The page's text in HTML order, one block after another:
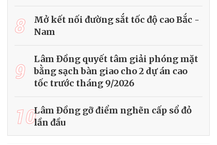
8
Mở kết nối đường sắt tốc độ cao Bắc -
Nam
9
Lâm Đồng quyết tâm giải phóng mặt
bằng sạch bàn giao cho 2 dự án cao
tốc trước tháng 9/2026
10Lâm Đồng gỡ điểm nghẽn cấp sổ đỏ
lần đầu